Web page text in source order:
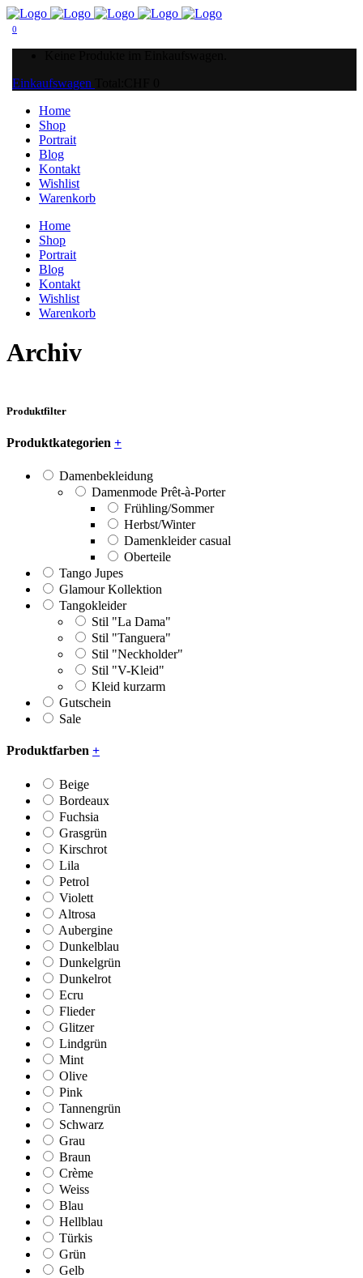
0
Einkaufswagen
Home
Shop
Portrait
Blog
Kontakt
Wishlist
Warenkorb
Home
Shop
Portrait
Blog
Kontakt
Wishlist
Warenkorb
Archiv
Produktfilter
Produktkategorien +
Damenbekleidung
Damenmode Prêt-à-Porter
Frühling/Sommer
Herbst/Winter
Damenkleider casual
Oberteile
Tango Jupes
Glamour Kollektion
Tangokleider
Stil "La Dama"
Stil "Tanguera"
Stil "Neckholder"
Stil "V-Kleid"
Kleid kurzarm
Gutschein
Sale
Produktfarben +
Beige
Bordeaux
Fuchsia
Grasgrün
Kirschrot
Lila
Petrol
Violett
Altrosa
Aubergine
Dunkelblau
Dunkelgrün
Dunkelrot
Ecru
Flieder
Glitzer
Lindgrün
Mint
Olive
Pink
Tannengrün
Schwarz
Grau
Braun
Crème
Weiss
Blau
Hellblau
Türkis
Grün
Gelb